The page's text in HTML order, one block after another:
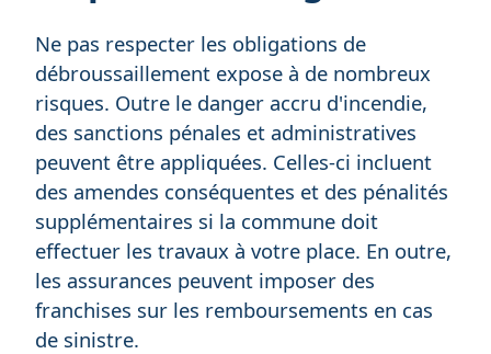
Ne pas respecter les obligations de
débroussaillement expose à de nombreux
risques. Outre le danger accru d'incendie,
des sanctions pénales et administratives
peuvent être appliquées. Celles-ci incluent
des amendes conséquentes et des pénalités
supplémentaires si la commune doit
effectuer les travaux à votre place. En outre,
les assurances peuvent imposer des
franchises sur les remboursements en cas
de sinistre.